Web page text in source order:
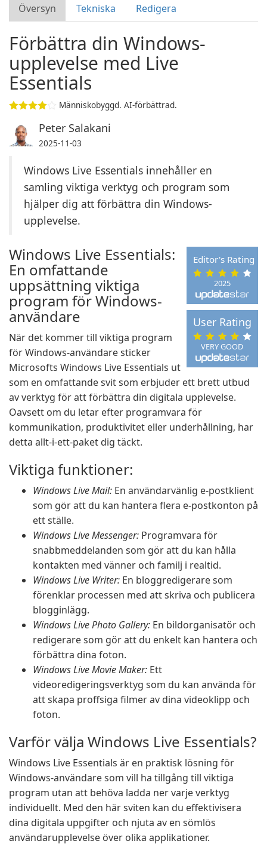
Översyn Tekniska Redigera
Förbättra din Windows-
upplevelse med Live
Essentials
Människobyggd. AI-förbättrad.
Peter Salakani
2025-11-03
Windows Live Essentials innehåller en
samling viktiga verktyg och program som
hjälper dig att förbättra din Windows-
upplevelse.
2025
Editor's Rating
VERY GOOD
User Rating
Windows Live Essentials:
En omfattande
uppsättning viktiga
program för Windows-
användare
När det kommer till viktiga program
för Windows-användare sticker
Microsofts Windows Live Essentials ut
som en omfattande svit som erbjuder ett brett utbud
av verktyg för att förbättra din digitala upplevelse.
Oavsett om du letar efter programvara för
kommunikation, produktivitet eller underhållning, har
detta allt-i-ett-paket dig täckt.
Viktiga funktioner:
Windows Live Mail: En användarvänlig e-postklient
som gör att du kan hantera flera e-postkonton på
ett ställe.
Windows Live Messenger: Programvara för
snabbmeddelanden som gör att du kan hålla
kontakten med vänner och familj i realtid.
Windows Live Writer: En bloggredigerare som
förenklar processen med att skriva och publicera
blogginlägg.
Windows Live Photo Gallery: En bildorganisatör och
redigerare som gör att du enkelt kan hantera och
förbättra dina foton.
Windows Live Movie Maker: Ett
videoredigeringsverktyg som du kan använda för
att skapa proffsiga filmer av dina videoklipp och
foton.
Varför välja Windows Live Essentials?
Windows Live Essentials är en praktisk lösning för
Windows-användare som vill ha tillgång till viktiga
program utan att behöva ladda ner varje verktyg
individuellt. Med den här sviten kan du effektivisera
dina digitala uppgifter och njuta av en sömlös
användarupplevelse över olika applikationer.